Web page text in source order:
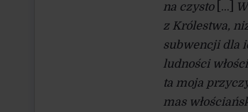
na czysto […]
z Królestwa,
subwencji dla
ludności
ta moja
mas